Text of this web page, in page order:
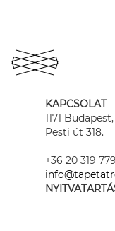
KAPCSOLAT
1171 Budapest,
Pesti út 318.
+36 20 319